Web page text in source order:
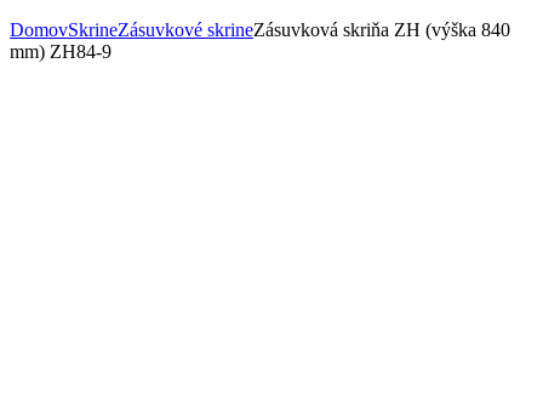
DomovSkrineZásuvkové skrineZásuvková skriňa ZH (výška 840
mm) ZH84-9